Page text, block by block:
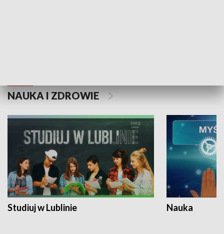
NAUKA I ZDROWIE
Studiuj w Lublinie Nauka